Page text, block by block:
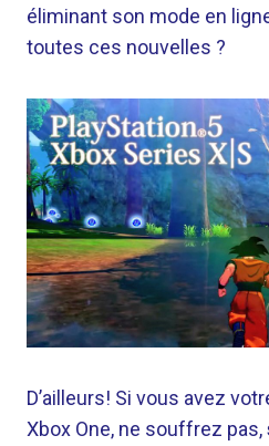
éliminant son mode en
toutes ces nouvelles ?
D’ailleurs! Si vous avez
Xbox One, ne souffrez pas,